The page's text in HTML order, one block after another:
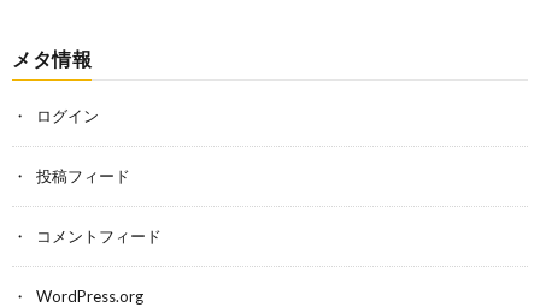
メタ情報
ログイン
投稿フィード
コメントフィード
WordPress.org